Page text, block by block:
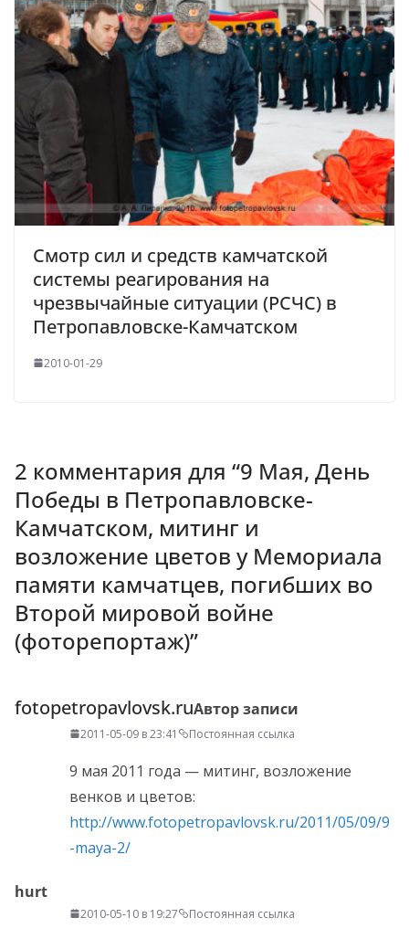
Смотр сил и средств камчатской
системы реагирования на
чрезвычайные ситуации (РСЧС) в
Петропавловске-Камчатском
2010-01-29
2 комментария для “9 Мая, День
Победы в Петропавловске-
Камчатском, митинг и
возложение цветов у Мемориала
памяти камчатцев, погибших во
Второй мировой войне
(фоторепортаж)”
fotopetropavlovsk.ruАвтор записи
2011-05-09 в 23:41 Постоянная ссылка
9 мая 2011 года — митинг, возложение
венков и цветов:
http://www.fotopetropavlovsk.ru/2011/05/09/9
-maya-2/
hurt
2010-05-10 в 19:27 Постоянная ссылка